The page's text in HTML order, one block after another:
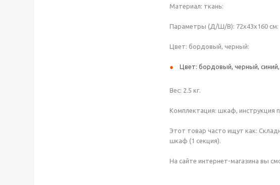
Материал: ткань:
Параметры (Д/Ш/В): 72х43х160 см:
Цвет: бордовый, черный:
Цвет: бордовый, черный,
Вес: 2.5 кг.
Комплектация: шкаф, инструкция
Этот товар часто ищут как:
шкаф (1 секция).
На сайте интернет-магазина вы